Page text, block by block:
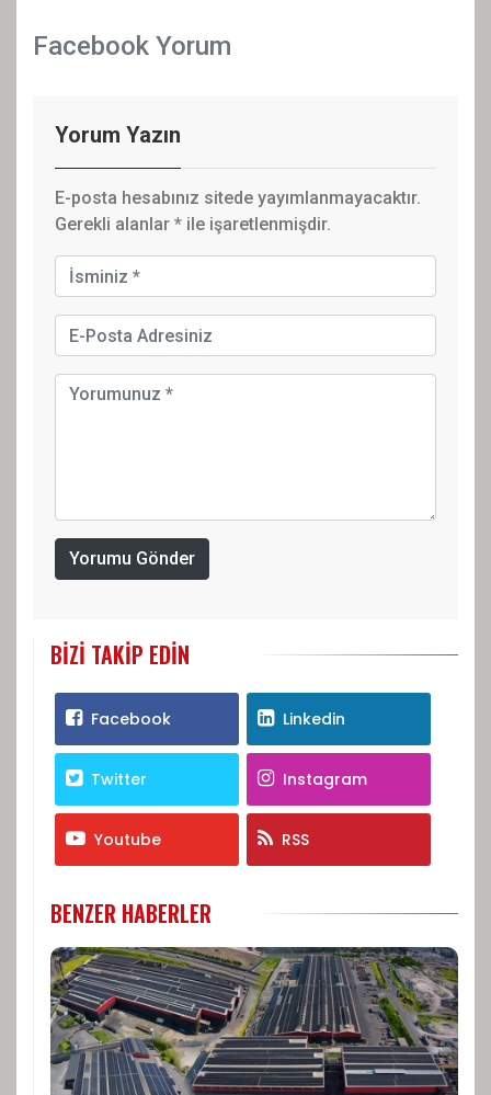
Facebook Yorum
Yorum Yazın
E-posta hesabınız sitede yayımlanmayacaktır.
Gerekli alanlar * ile işaretlenmişdir.
Yorumu Gönder
BIZI TAKIP EDIN
Facebook Linkedin
Twitter Instagram
Youtube RSS
BENZER HABERLER